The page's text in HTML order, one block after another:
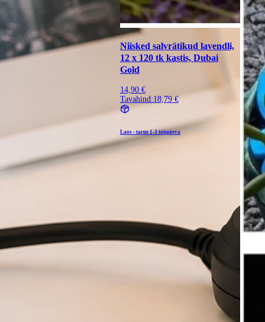
Niisked salvrätikud lavendli,
12 x 120 tk kastis, Dubai
Gold
14,90 €
Tavahind:18,79 €
Laos - tarne1-3 tööpäeva